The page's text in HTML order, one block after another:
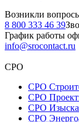
Возникли
8 800 333 46 39
График работы
info@srocontact.ru
СРО
СРО
СРО
СРО
СРО